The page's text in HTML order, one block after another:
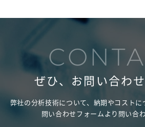
ぜひ、お問い合わ
弊社の分析技術について、納期やコスト
問い合わせフォームより問い合